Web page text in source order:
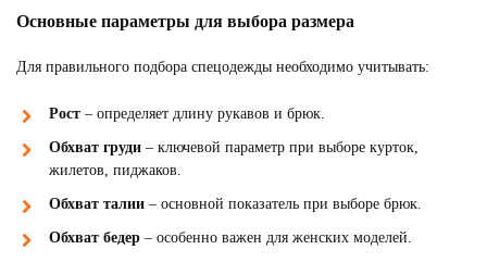
Основные параметры для выбора размера
Для правильного подбора спецодежды необходимо учитывать:
Рост – определяет длину рукавов и брюк.
Обхват груди – ключевой параметр при выборе курток,
жилетов, пиджаков.
Обхват талии – основной показатель при выборе брюк.
Обхват бедер – особенно важен для женских моделей.